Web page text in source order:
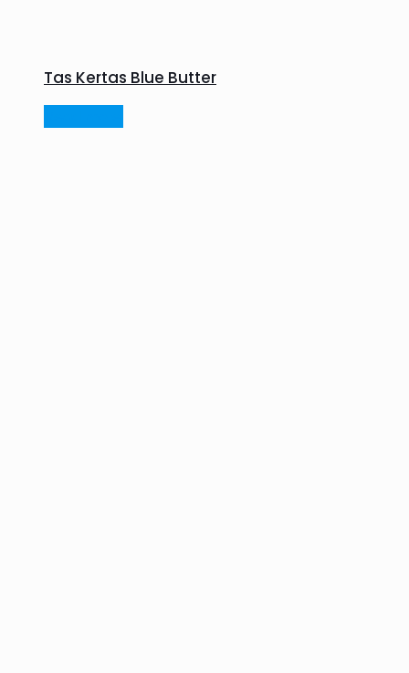
Tas Kertas Blue Butter